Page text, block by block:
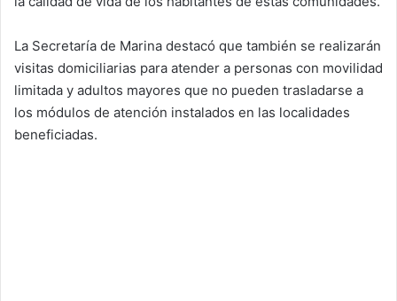
La Secretaría de Marina destacó que también se realizarán
visitas domiciliarias para atender a personas con movilidad
limitada y adultos mayores que no pueden trasladarse a
los módulos de atención instalados en las localidades
beneficiadas.